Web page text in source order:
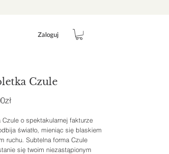
Zaloguj
Czule
Cena
Czule o spektakularnej fakturze
światło, mieniąc się blaskiem
ruchu. Subtelna forma Czule
się twoim niezastąpionym